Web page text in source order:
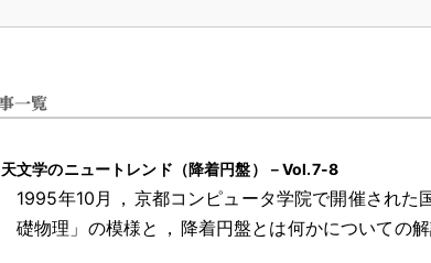
天文学のニュートレンド（降着円盤）－Vol.7-8
1995年10月 ， 京都コンピュータ学院で開催された
礎物理」の模様と ， 降着円盤とは何かについての